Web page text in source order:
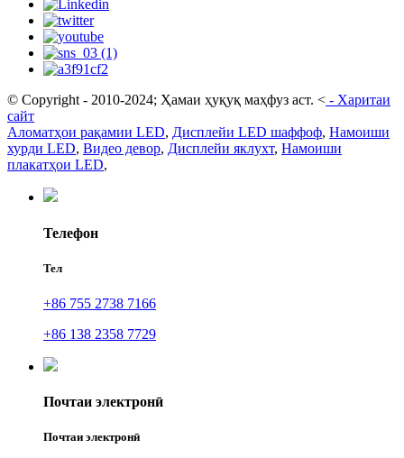
© Copyright - 2010-2024; Ҳамаи ҳуқуқ маҳфуз аст. < - Харитаи
сайт
Аломатҳои рақамии LED, Дисплейи LED шаффоф, Намоиши
хурди LED, Видео девор, Дисплейи яклухт, Намоиши
плакатҳои LED,
Телефон
Тел
+86 755 2738 7166
+86 138 2358 7729
Почтаи электронӣ
Почтаи электронӣ